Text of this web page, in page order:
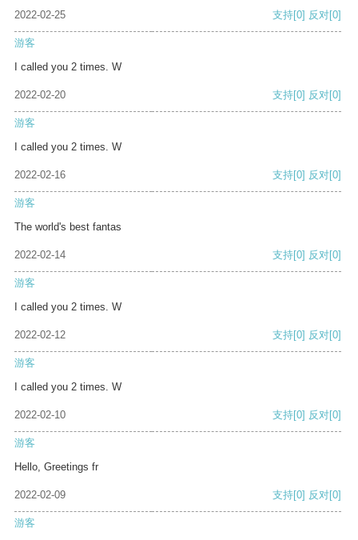
2022-02-25 支持[0] 反对[0]
游客
I called you 2 times. W
2022-02-20 支持[0] 反对[0]
游客
I called you 2 times. W
2022-02-16 支持[0] 反对[0]
游客
The world's best fantas
2022-02-14 支持[0] 反对[0]
游客
I called you 2 times. W
2022-02-12 支持[0] 反对[0]
游客
I called you 2 times. W
2022-02-10 支持[0] 反对[0]
游客
Hello, Greetings fr
2022-02-09 支持[0] 反对[0]
游客